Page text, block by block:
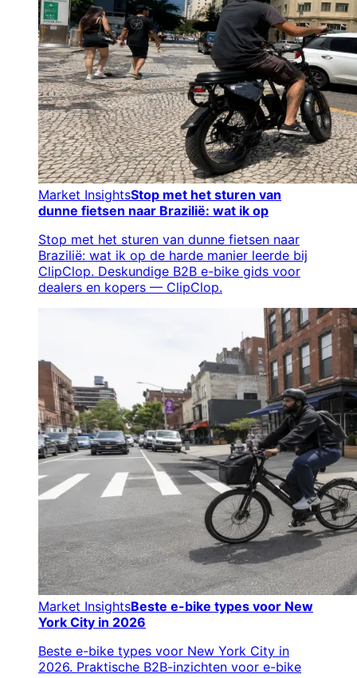
Market InsightsStop met het sturen van
dunne fietsen naar Brazilië: wat ik op
Stop met het sturen van dunne fietsen naar
Brazilië: wat ik op de harde manier leerde bij
ClipClop. Deskundige B2B e-bike gids voor
dealers en kopers — ClipClop.
Market InsightsBeste e-bike types voor New
York City in 2026
Beste e-bike types voor New York City in
2026. Praktische B2B-inzichten voor e-bike